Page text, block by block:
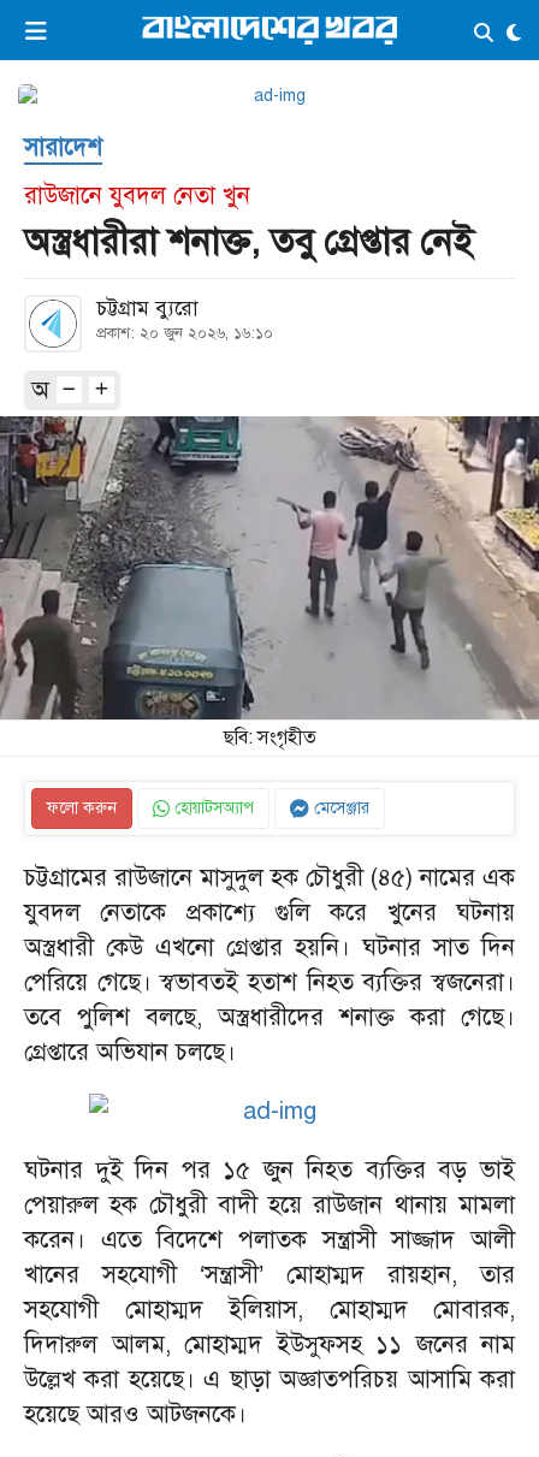
ভিডিও ই-পেপার লগইন ×
প্রচ্ছদ
সর্বশেষ
সব বিভাগ
আর্কাইভ
সারাদেশ
রাউজানে যুবদল নেতা খুন
অস্ত্রধারীরা শনাক্ত, তবু গ্রেপ্তার নেই
চট্টগ্রাম ব্যুরো
প্রকাশ: ২০ জুন ২০২৬, ১৬:১০
অ
ছবি: সংগৃহীত
ফলো করুন হোয়াটসঅ্যাপ মেসেঞ্জার
চট্টগ্রামের রাউজানে মাসুদুল হক চৌধুরী (৪৫) নামের এক
যুবদল নেতাকে প্রকাশ্যে গুলি করে খুনের ঘটনায়
অস্ত্রধারী কেউ এখনো গ্রেপ্তার হয়নি। ঘটনার সাত দিন
পেরিয়ে গেছে। স্বভাবতই হতাশ নিহত ব্যক্তির স্বজনেরা।
তবে পুলিশ বলছে, অস্ত্রধারীদের শনাক্ত করা গেছে।
গ্রেপ্তারে অভিযান চলছে।
ঘটনার দুই দিন পর ১৫ জুন নিহত ব্যক্তির বড় ভাই
পেয়ারুল হক চৌধুরী বাদী হয়ে রাউজান থানায় মামলা
করেন। এতে বিদেশে পলাতক সন্ত্রাসী সাজ্জাদ আলী
খানের সহযোগী ‘সন্ত্রাসী’ মোহাম্মদ রায়হান, তার
সহযোগী মোহাম্মদ ইলিয়াস, মোহাম্মদ মোবারক,
দিদারুল আলম, মোহাম্মদ ইউসুফসহ ১১ জনের নাম
উল্লেখ করা হয়েছে। এ ছাড়া অজ্ঞাতপরিচয় আসামি করা
হয়েছে আরও আটজনকে।